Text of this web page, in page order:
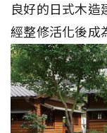
良好的日式木造
經整修活化後成